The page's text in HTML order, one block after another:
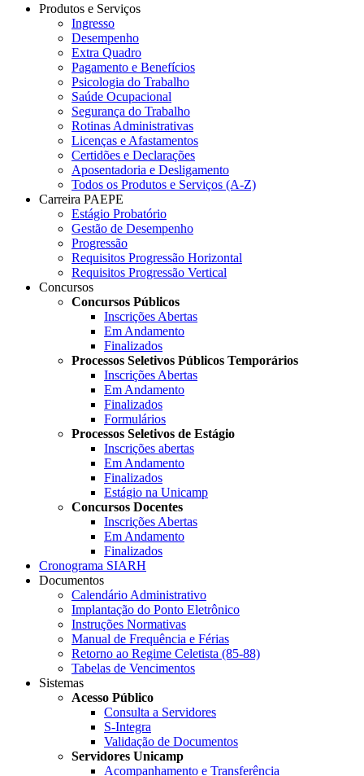
Produtos e Serviços
Ingresso
Desempenho
Extra Quadro
Pagamento e Benefícios
Psicologia do Trabalho
Saúde Ocupacional
Segurança do Trabalho
Rotinas Administrativas
Licenças e Afastamentos
Certidões e Declarações
Aposentadoria e Desligamento
Todos os Produtos e Serviços (A-Z)
Carreira PAEPE
Estágio Probatório
Gestão de Desempenho
Progressão
Requisitos Progressão Horizontal
Requisitos Progressão Vertical
Concursos
Concursos Públicos
Inscrições Abertas
Em Andamento
Finalizados
Processos Seletivos Públicos Temporários
Inscrições Abertas
Em Andamento
Finalizados
Formulários
Processos Seletivos de Estágio
Inscrições abertas
Em Andamento
Finalizados
Estágio na Unicamp
Concursos Docentes
Inscrições Abertas
Em Andamento
Finalizados
Cronograma SIARH
Documentos
Calendário Administrativo
Implantação do Ponto Eletrônico
Instruções Normativas
Manual de Frequência e Férias
Retorno ao Regime Celetista (85-88)
Tabelas de Vencimentos
Sistemas
Acesso Público
Consulta a Servidores
S-Integra
Validação de Documentos
Servidores Unicamp
Acompanhamento e Transferência